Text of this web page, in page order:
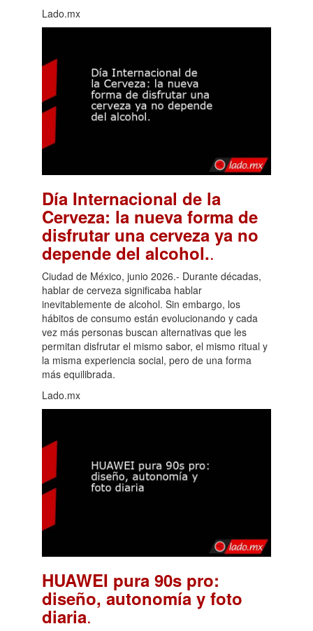
Lado.mx
Día Internacional de la
Cerveza: la nueva forma de
disfrutar una cerveza ya no
depende del alcohol..
Ciudad de México, junio 2026.- Durante décadas,
hablar de cerveza significaba hablar
inevitablemente de alcohol. Sin embargo, los
hábitos de consumo están evolucionando y cada
vez más personas buscan alternativas que les
permitan disfrutar el mismo sabor, el mismo ritual y
la misma experiencia social, pero de una forma
más equilibrada.
Lado.mx
HUAWEI pura 90s pro:
diseño, autonomía y foto
diaria.